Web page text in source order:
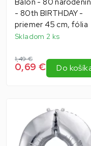
- 80th BIRTHDAY -
priemer 45 cm, fólia
Skladom 2 ks
1,49 €
0,69 € Do